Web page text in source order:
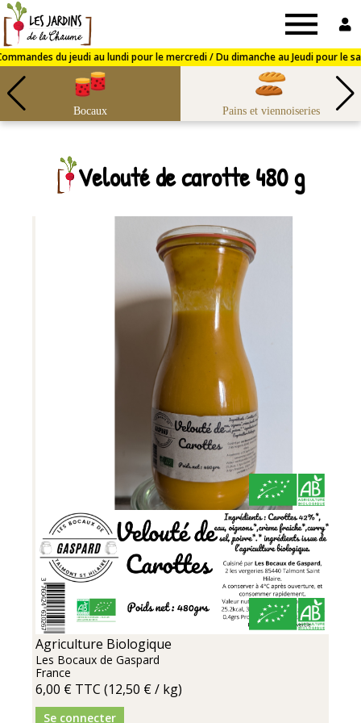
de
la
Chaume
Bocaux Pains et viennoiseries
Velouté de carotte 480 g
Agriculture Biologique
Les Bocaux de Gaspard
France
6,00 € TTC (12,50 € / kg)
Se connecter